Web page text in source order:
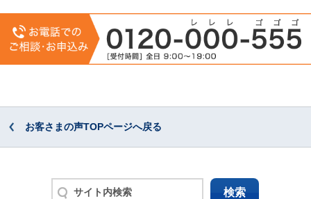
お客さまの声TOPページへ戻る